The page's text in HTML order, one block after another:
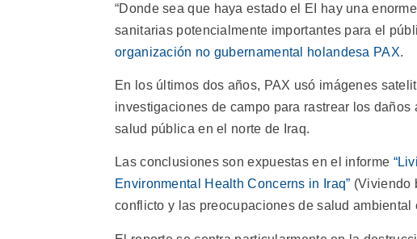
“Donde sea que haya estado el EI hay una
sanitarias potencialmente importantes para el
organización no gubernamental holandesa PAX.
En los últimos dos años, PAX usó imágenes
investigaciones de campo para rastrear los
salud pública en el norte de Iraq.
Las conclusiones son expuestas en el informe
Environmental Health Concerns in Iraq” (Viviendo
conflicto y las preocupaciones de salud ambiental